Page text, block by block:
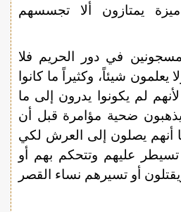
يمتازون ألا تجسسهم
مسجونين في دور الحريم فلا
يعلمون شيئاً، وكثيراً ما كانوا
لم يكونوا يدرون إلى ما
ضحية مؤامرة قبل أن
أنهم يصلون إلى العرش لكي
عليهم وتتحكم بهم أو
أو تسيرهم نساء القصر